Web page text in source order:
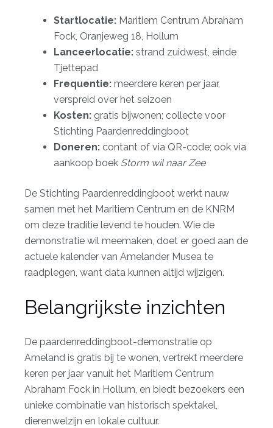
Startlocatie: Maritiem Centrum Abraham
Fock, Oranjeweg 18, Hollum
Lanceerlocatie: strand zuidwest, einde
Tjettepad
Frequentie: meerdere keren per jaar,
verspreid over het seizoen
Kosten: gratis bijwonen; collecte voor
Stichting Paardenreddingboot
Doneren: contant of via QR-code; ook via
aankoop boek Storm wil naar Zee
De Stichting Paardenreddingboot werkt nauw
samen met het Maritiem Centrum en de KNRM
om deze traditie levend te houden. Wie de
demonstratie wil meemaken, doet er goed aan de
actuele kalender van Amelander Musea te
raadplegen, want data kunnen altijd wijzigen.
Belangrijkste inzichten
De paardenreddingboot-demonstratie op
Ameland is gratis bij te wonen, vertrekt meerdere
keren per jaar vanuit het Maritiem Centrum
Abraham Fock in Hollum, en biedt bezoekers een
unieke combinatie van historisch spektakel,
dierenwelzijn en lokale cultuur.